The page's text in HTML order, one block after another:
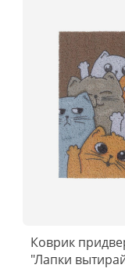
Коврик
"Лапки